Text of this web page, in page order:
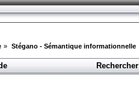
» Stégano - Sémantique informationnelle
Rechercher